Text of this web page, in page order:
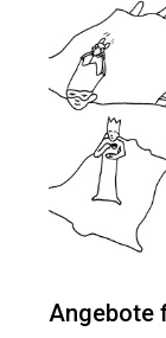
Sammlungen
Ausstellung
Leihgaben wie
Angebote